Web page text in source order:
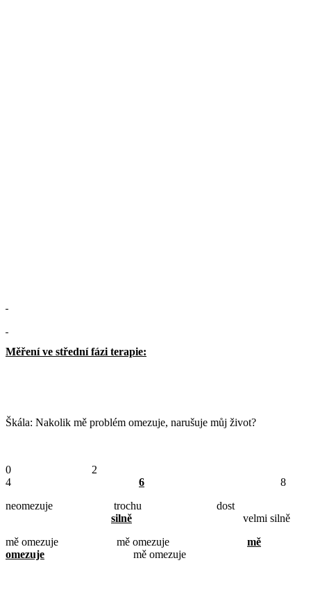
Měření ve střední fázi terapie:
Škála: Nakolik mě problém omezuje, narušuje můj život?
0 2
4 6 8
neomezuje trochu dost
silně velmi silně
mě omezuje mě omezuje mě
omezuje mě omezuje